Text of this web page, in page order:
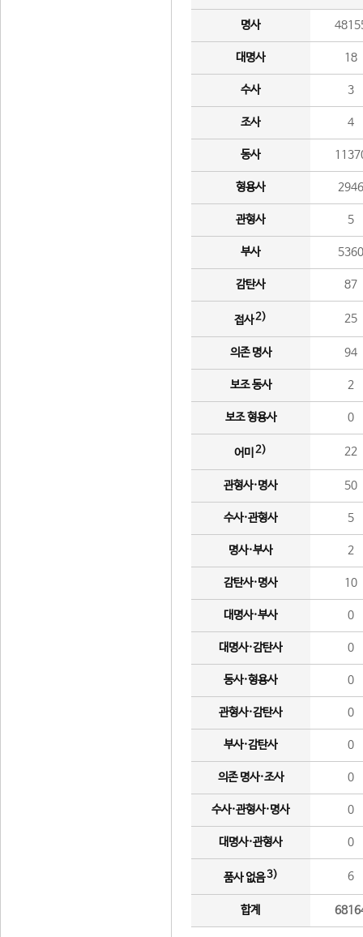
명사
대명사 18
수사 3
조사 4
동사
형용사 2946
관형사 5
부사 5360
감탄사 87
접사2) 25
의존 명사 94
보조 동사 2
보조 형용사 0
어미 2) 22
관형사·명사 50
수사·관형사 5
명사·부사 2
감탄사·명사 10
대명사·부사 0
대명사·감탄사 0
동사·형용사 0
관형사·감탄사 0
부사·감탄사 0
의존 명사·조사 0
수사·관형사·명사 0
대명사·관형사 0
품사 없음3) 6
합계